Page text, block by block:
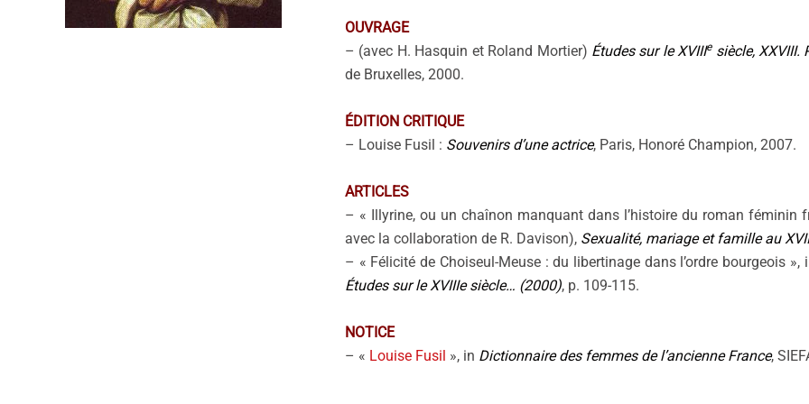
OUVRAGE
– (avec H. Hasquin et Roland Mortier) Études sur le XVIIIesiècle, XXVIII.
de Bruxelles, 2000.
ÉDITION CRITIQUE
– Louise Fusil : Souvenirs d’une actrice, Paris, Honoré Champion, 2007.
ARTICLES
– « Illyrine, ou un chaînon manquant dans l’histoire du roman féminin
avec la collaboration de R. Davison), Sexualité, mariage et famille au
– « Félicité de Choiseul-Meuse : du libertinage dans l’ordre bourgeois
Études sur le XVIIIe siècle… (2000), p. 109-115.
NOTICE
– « Louise Fusil », in Dictionnaire des femmes de l’ancienne France,